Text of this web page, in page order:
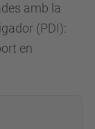
amb la
(PDI):
en